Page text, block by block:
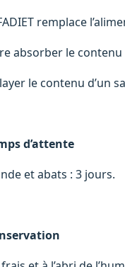
remplace
absorber le
le contenu d’un
d’attente
et abats : 3 jours.